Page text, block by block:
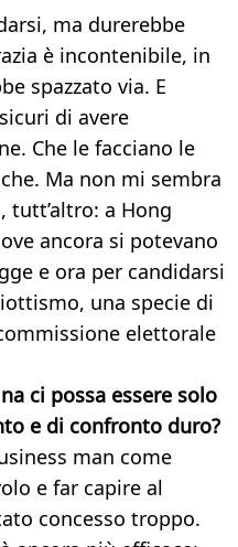
ma durerebbe
è incontenibile, in
spazzato via. E
di avere
Che le facciano le
Ma non mi sembra
tutt’altro: a Hong
ancora si potevano
e ora per candidarsi
una specie di
elettorale
ci possa essere solo
e di confronto duro?
man come
e far capire al
concesso troppo.